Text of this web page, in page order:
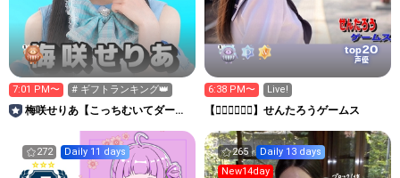
7:01 PM〜 # ギフトランキング👑
梅咲せりあ【こっちむいてダーリ
top20
声優
6:38 PM〜 Live!
【👉🏻🚋🚋👈🏻】せんたろうゲームス
272 Daily 11 days 265
Daily 13 days
New14day